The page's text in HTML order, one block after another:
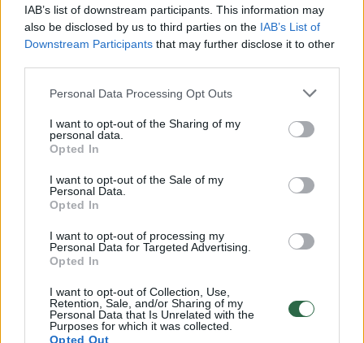
IAB’s list of downstream participants. This information may
also be disclosed by us to third parties on the IAB’s List of
Downstream Participants that may further disclose it to other
Personal Data Processing Opt Outs
I want to opt-out of the Sharing of my
personal data.
Opted In
I want to opt-out of the Sale of my
Personal Data.
Opted In
I want to opt-out of processing my
Personal Data for Targeted Advertising.
Opted In
I want to opt-out of Collection, Use,
Retention, Sale, and/or Sharing of my
Personal Data that Is Unrelated with the
Purposes for which it was collected.
Opted Out
00:00:30
Vaizdai iš tragiškos avarijos Vilniaus r.: dviejų moterų ir
vaiko gyvybių išgelbėti nepavyko
00:00:57
Savaitės vidurys nusimato karštas: temperatūra kils iki
32 laipsnių šilumos
Žinios | Orai
V. Zalužno pasisakymą laiko bandymu įsitvirtinti
Ukrainos politikoje: jis yra neteisus
Nufilmavo, kaip patvino Vilniaus Vakarinis aplinkkelis: